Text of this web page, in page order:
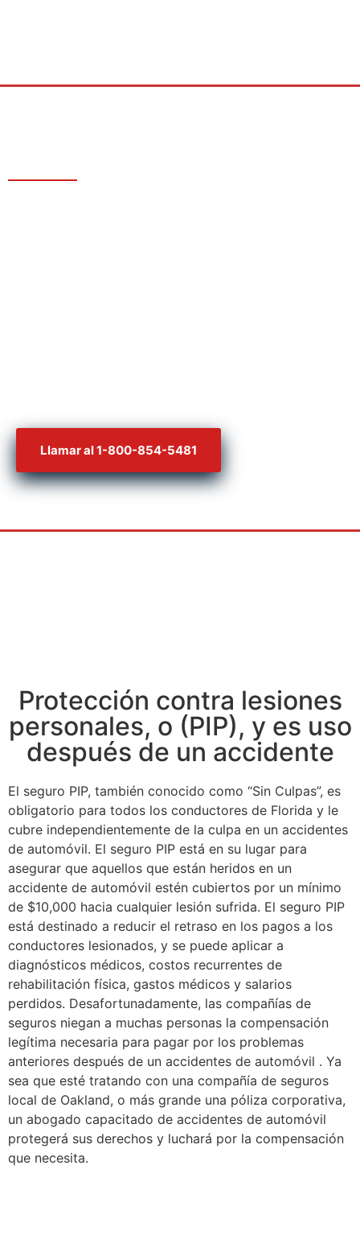
Llamar al 1-800-854-5481
Protección contra lesiones
personales, o (PIP), y es uso
después de un accidente
El seguro PIP, también conocido como “Sin Culpas”, es
obligatorio para todos los conductores de Florida y le
cubre independientemente de la culpa en un accidentes
de automóvil. El seguro PIP está en su lugar para
asegurar que aquellos que están heridos en un
accidente de automóvil estén cubiertos por un mínimo
de $10,000 hacia cualquier lesión sufrida. El seguro PIP
está destinado a reducir el retraso en los pagos a los
conductores lesionados, y se puede aplicar a
diagnósticos médicos, costos recurrentes de
rehabilitación física, gastos médicos y salarios
perdidos. Desafortunadamente, las compañías de
seguros niegan a muchas personas la compensación
legítima necesaria para pagar por los problemas
anteriores después de un accidentes de automóvil . Ya
sea que esté tratando con una compañía de seguros
local de Oakland, o más grande una póliza corporativa,
un abogado capacitado de accidentes de automóvil
protegerá sus derechos y luchará por la compensación
que necesita.